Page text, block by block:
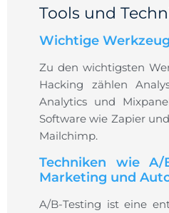
Tools und
Wichtige
Zu den wichtigsten
Hacking zählen
Analytics und
Software wie Zapier
Mailchimp.
Techniken wie A/
Marketing und
A/B-Testing ist eine